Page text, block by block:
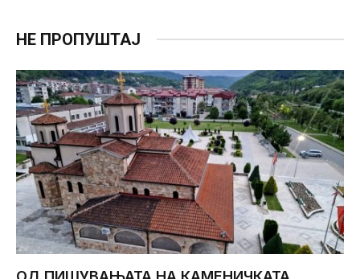
НЕ ПРОПУШТАЈ